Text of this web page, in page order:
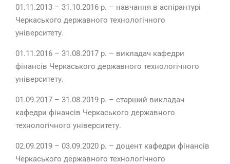
01.11.2013 – 31.10.2016 р. – навчання в аспірантурі
Черкаського державного технологічного
університету.
01.11.2016 – 31.08.2017 р. – викладач кафедри
фінансів Черкаського державного технологічного
університету.
01.09.2017 – 31.08.2019 р. – старший викладач
кафедри фінансів Черкаського державного
технологічного університету.
02.09.2019 – 03.09.2020 р. – доцент кафедри фінансів
Черкаського державного технологічного